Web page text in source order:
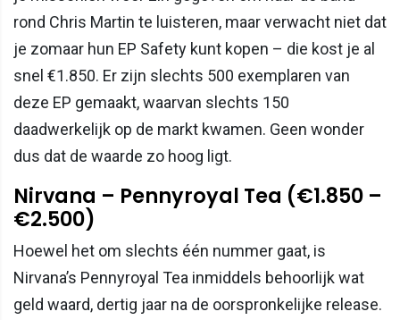
rond Chris Martin te luisteren, maar verwacht niet dat
je zomaar hun EP Safety kunt kopen – die kost je al
snel €1.850. Er zijn slechts 500 exemplaren van
deze EP gemaakt, waarvan slechts 150
daadwerkelijk op de markt kwamen. Geen wonder
dus dat de waarde zo hoog ligt.
Nirvana – Pennyroyal Tea (€1.850 –
€2.500)
Hoewel het om slechts één nummer gaat, is
Nirvana’s Pennyroyal Tea inmiddels behoorlijk wat
geld waard, dertig jaar na de oorspronkelijke release.